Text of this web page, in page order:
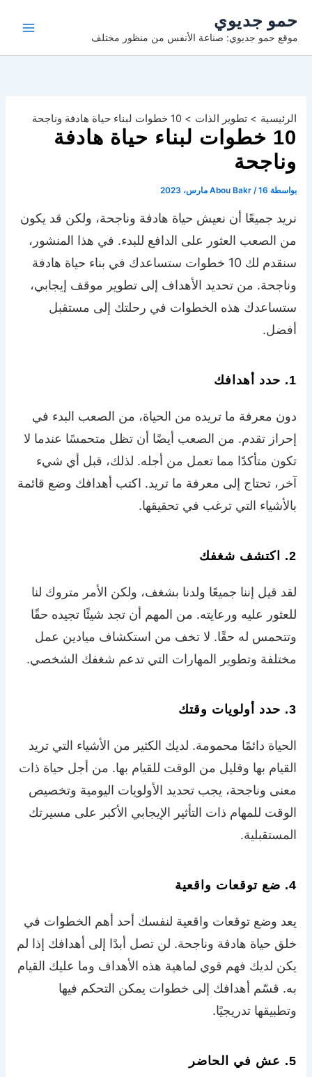
المحتوى
حمو جديوي
موقع حمو جديوي: صناعة الأنفس من منظور مختلف
الرئيسية تطوير الذات 10 خطوات لبناء حياة هادفة وناجحة
10 خطوات لبناء حياة هادفة
وناجحة
بواسطة Abou Bakr /16 مارس، 2023
نريد جميعًا أن نعيش حياة هادفة وناجحة، ولكن قد يكون
من الصعب العثور على الدافع للبدء. في هذا المنشور،
سنقدم لك 10 خطوات ستساعدك في بناء حياة هادفة
وناجحة. من تحديد الأهداف إلى تطوير موقف إيجابي،
ستساعدك هذه الخطوات في رحلتك إلى مستقبل
أفضل.
1. حدد أهدافك
دون معرفة ما تريده من الحياة، من الصعب البدء في
إحراز تقدم. من الصعب أيضًا أن تظل متحمسًا عندما لا
تكون متأكدًا مما تعمل من أجله. لذلك، قبل أي شيء
آخر، تحتاج إلى معرفة ما تريد. اكتب أهدافك وضع قائمة
بالأشياء التي ترغب في تحقيقها.
2. اكتشف شغفك
لقد قيل إننا جميعًا ولدنا بشغف، ولكن الأمر متروك لنا
للعثور عليه ورعايته. من المهم أن تجد شيئًا تجيده حقًا
وتتحمس له حقًا. لا تخف من استكشاف ميادين عمل
مختلفة وتطوير المهارات التي تدعم شغفك الشخصي.
3. حدد أولويات وقتك
الحياة دائمًا محمومة. لديك الكثير من الأشياء التي تريد
القيام بها وقليل من الوقت للقيام بها. من أجل حياة ذات
معنى وناجحة، يجب تحديد الأولويات اليومية وتخصيص
الوقت للمهام ذات التأثير الإيجابي الأكبر على مسيرتك
المستقبلية.
4. ضع توقعات واقعية
يعد وضع توقعات واقعية لنفسك أحد أهم الخطوات في
خلق حياة هادفة وناجحة. لن تصل أبدًا إلى أهدافك إذا لم
يكن لديك فهم قوي لماهية هذه الأهداف وما عليك القيام
به. قسّم أهدافك إلى خطوات يمكن التحكم فيها
وتطبيقها تدريجيًا.
5. عش في الحاضر